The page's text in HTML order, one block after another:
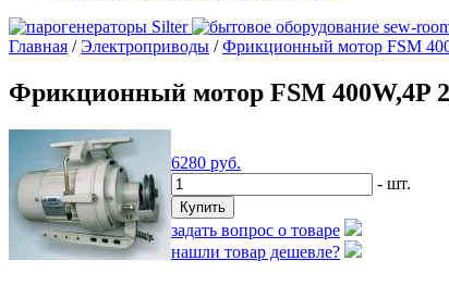
Главная /Электроприводы /Фрикционный мотор FSM
Фрикционный мотор FSM 400W,4P
6280 руб.
- шт.
задать вопрос о товаре
нашли товар дешевле?